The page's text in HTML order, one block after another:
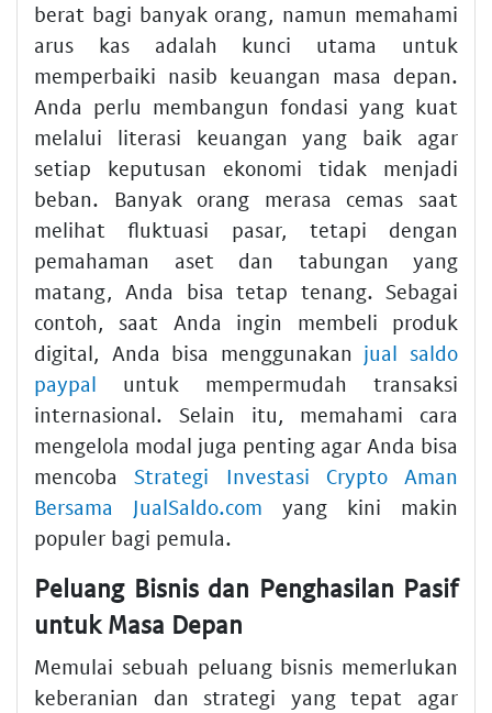
berat bagi banyak orang, namun memahami
arus kas adalah kunci utama untuk
memperbaiki nasib keuangan masa depan.
Anda perlu membangun fondasi yang kuat
melalui literasi keuangan yang baik agar
setiap keputusan ekonomi tidak menjadi
beban. Banyak orang merasa cemas saat
melihat fluktuasi pasar, tetapi dengan
pemahaman aset dan tabungan yang
matang, Anda bisa tetap tenang. Sebagai
contoh, saat Anda ingin membeli produk
digital, Anda bisa menggunakan jual saldo
paypal untuk mempermudah transaksi
internasional. Selain itu, memahami cara
mengelola modal juga penting agar Anda bisa
mencobaStrategi Investasi Crypto Aman
Bersama JualSaldo.com yang kini makin
populer bagi pemula.
Peluang Bisnis dan Penghasilan Pasif
untuk Masa Depan
Memulai sebuah peluang bisnis memerlukan
keberanian dan strategi yang tepat agar